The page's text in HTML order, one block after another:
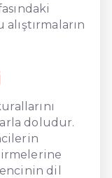
alıştırmaların
doludur.
dil